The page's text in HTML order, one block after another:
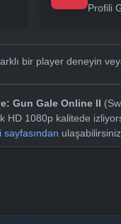
Profili
bir player deneyin
Gun Gale Online II
HD 1080p kalitede
sayfasından ulaşabilirsiniz.